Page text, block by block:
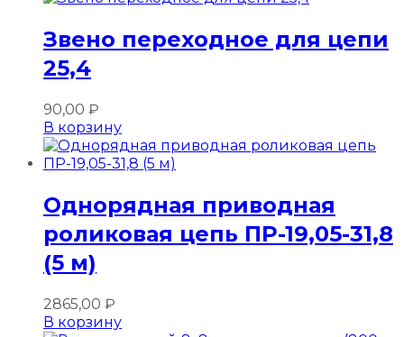
Звено переходное для цепи
25,4
90,00 ₽
В корзину
Однорядная приводная
роликовая цепь ПР-19,05-31,8
(5 м)
2865,00 ₽
В корзину